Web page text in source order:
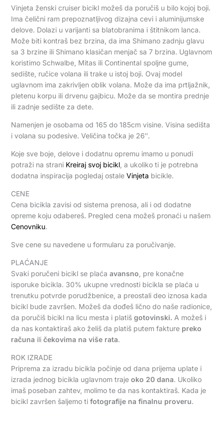
Vinjeta ženski cruiser bicikl možeš da poručiš u bilo kojoj boji.
Ima čelični ram prepoznatljivog dizajna cevi i aluminijumske
delove. Dolazi u varijanti sa blatobranima i štitnikom lanca.
Može biti kontraš bez brzina, da ima Shimano zadnju glavu
sa 3 brzine ili Shimano klasičan menjač sa 7 brzina. Uglavnom
koristimo Schwalbe, Mitas ili Continental spoljne gume,
sedište, ručice volana ili trake u istoj boji. Ovaj model
uglavnom ima zakrivljen oblik volana. Može da ima prtljažnik,
pletenu korpu ili drvenu gajbicu. Može da se montira prednje
ili zadnje sedište za dete.
Namenjen je osobama od 165 do 185cm visine. Visina sedišta
i volana su podesive. Veličina točka je 26″.
Koje sve boje, delove i dodatnu opremu imamo u ponudi
potraži na strani Kreiraj svoj bicikl, a ukoliko ti je potrebna
dodatna inspiracija pogledaj ostale Vinjeta bicikle.
CENE
Cena bicikla zavisi od sistema prenosa, ali i od dodatne
opreme koju odabereš. Pregled cena možeš pronaći u našem
Cenovniku.
Sve cene su navedene u formularu za poručivanje.
PLAĆANJE
Svaki poručeni bicikl se plaća avansno , pre konačne
isporuke bicikla. 30% ukupne vrednosti bicikla se plaća u
trenutku potvrde porudžbenice, a preostali deo iznosa kada
bicikl bude završen. Možeš da dođeš lično do naše radionice,
da poručiš bicikl na licu mesta i platiš gotovinski. A možeš i
da nas kontaktiraš ako želiš da platiš putem fakture preko
računa ili čekovima na više rata.
ROK IZRADE
Priprema za izradu bicikla počinje od dana prijema uplate i
izrada jednog bicikla uglavnom traje oko 20 dana. Ukoliko
imaš poseban zahtev, molimo te da nas kontaktiraš. Kada je
bicikl završen šaljemo tifotografije na finalnu proveru.